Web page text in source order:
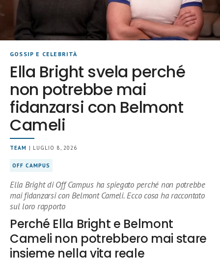
GOSSIP E CELEBRITÀ
Ella Bright svela perché
non potrebbe mai
fidanzarsi con Belmont
Cameli
TEAM | LUGLIO 8, 2026
OFF CAMPUS
Ella Bright di Off Campus ha spiegato perché non potrebbe
mai fidanzarsi con Belmont Cameli. Ecco cosa ha raccontato
sul loro rapporto
Perché Ella Bright e Belmont
Cameli non potrebbero mai stare
insieme nella vita reale